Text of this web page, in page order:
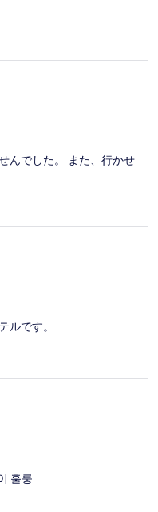
んでした。 また、行かせ
です。
훌룽